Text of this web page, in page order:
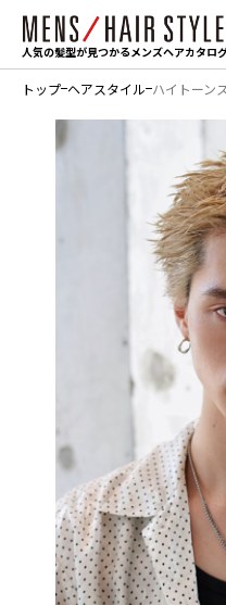
人気の髪型が見つかるメンズヘアカタロ
トップ ヘアスタイル ハイトーン